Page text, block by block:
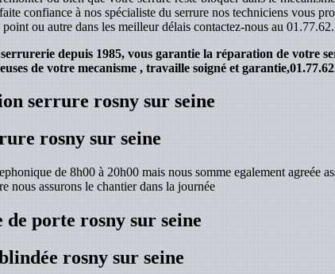
confiance à nos spécialiste du serrure nos techniciens vous
ou autre dans les meilleur délais contactez-nous au
depuis 1985, vous garantie la réparation de votre
de votre mecanisme , travaille soigné et garantie,
serrure rosny sur seine
rosny sur seine
de 8h00 à 20h00 mais nous somme egalement agreée
nous assurons le chantier dans la journée
de porte rosny sur seine
rosny sur seine